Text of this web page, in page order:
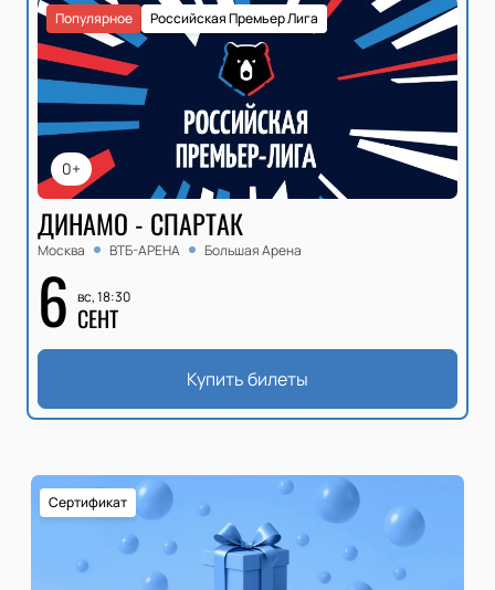
0+
Российская Премьер Лига
Популярное
ДИНАМО - СПАРТАК
Москва ВТБ-АРЕНА Большая Арена
6 вс, 18:30
СЕНТ
Купить билеты
Сертификат